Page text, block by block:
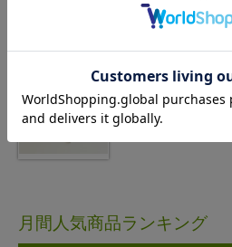
フィンガースタ
1,100
フィンガースタ
5,280
月間人気商品ランキング